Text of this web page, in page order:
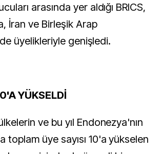
arasında yer aldığı BRICS,
İran ve Birleşik Arap
üyelikleriyle genişledi.
YÜKSELDİ
ve bu yıl Endonezya'nın
toplam üye sayısı 10'a yükselen